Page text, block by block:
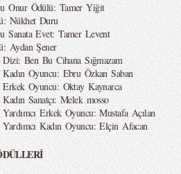
Onur Ödülü: Tamer Yiğit
Nükhet Duru
Sanata Evet: Tamer Levent
Aydan Şener
Ben Bu Cihana Sığmazam
Oyuncu: Ebru Özkan Saban
Oyuncu: Oktay Kaynarca
Sanatçı: Melek mosso
Erkek Oyuncu: Mustafa Açılan
Kadın Oyuncu: Elçin Afacan